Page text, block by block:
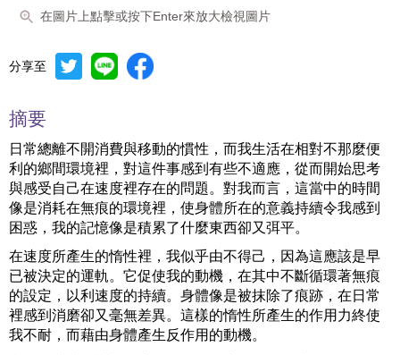
在圖片上點擊或按下Enter來放大檢視圖片
分享至
摘要
日常總離不開消費與移動的慣性，而我生活在相對不那麼便
利的鄉間環境裡，對這件事感到有些不適應，從而開始思考
與感受自己在速度裡存在的問題。對我而言，這當中的時間
像是消耗在無痕的環境裡，使身體所在的意義持續令我感到
困惑，我的記憶像是積累了什麼東西卻又弭平。
在速度所產生的惰性裡，我似乎由不得己，因為這應該是早
已被決定的運軌。它促使我的動機，在其中不斷循環著無痕
的設定，以利速度的持續。身體像是被抹除了痕跡，在日常
裡感到消磨卻又毫無差異。這樣的惰性所產生的作用力終使
我不耐，而藉由身體產生反作用的動機。